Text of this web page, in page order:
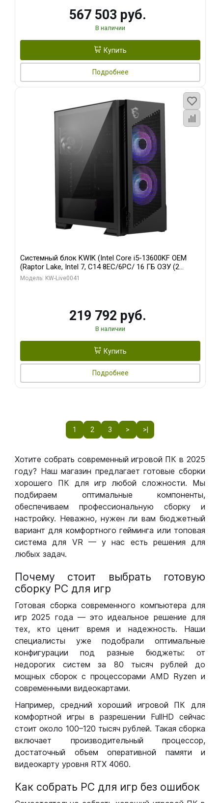
567 503 руб.
В наличии
Купить
Подробнее
Системный блок KWIK (Intel Core i5-13600KF OEM
(Raptor Lake, Intel 7, C14 8EC/6PC/ 16 ГБ ОЗУ (2
модуля)/ Palit RTX5080 GAMINGPRO OC 16GB GDDR7
Модель: KW-Live0041
219 792 руб.
В наличии
Купить
Подробнее
1 2 3 > >|
Хотите собрать современный игровой ПК в 2025
году? Наш магазин предлагает готовые сборки
хорошего ПК для игр любой сложности. Мы
подбираем оптимальные компоненты,
обеспечиваем профессиональную сборку и
настройку. Неважно, нужен ли вам бюджетный
вариант для комфортного гейминга или топовая
система для VR — у нас есть решения для
любых задач.
Почему стоит выбрать готовую
сборку РС для игр
Готовая сборка современного компьютера для
игр 2025 года — это идеальное решение для
тех, кто ценит время и надежность. Наши
специалисты уже подобрали оптимальные
конфигурации под разные бюджеты: от
недорогих систем за 80 тысяч рублей до
мощных сборок с процессорами AMD Ryzen и
современными видеокартами.
Например, средний хороший игровой ПК для
комфортной игры в разрешении FullHD сейчас
стоит около 100–120 тысяч рублей. Такая сборка
включает производительный процессор,
достаточный объем оперативной памяти и
видеокарту уровня RTX 4060.
Как собрать РС для игр без ошибок